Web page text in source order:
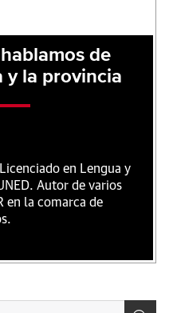
de
y la provincia
en Lengua y
Autor de varios
en la comarca de